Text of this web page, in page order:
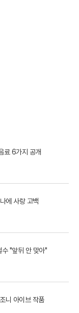
료 6가지 공개
에 사랑 고백
"앞뒤 안 맞아"
니 아이브 작품